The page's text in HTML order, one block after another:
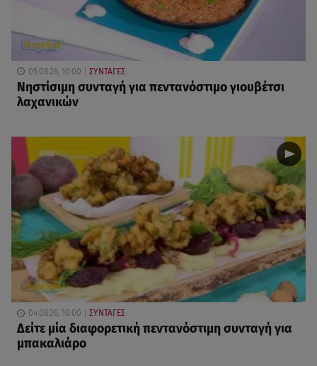
05.08.26, 10:00 ΣΥΝΤΑΓΕΣ
Νηστίσιμη συνταγή για πεντανόστιμο γιουβέτσι
λαχανικών
04.08.26, 10:00 ΣΥΝΤΑΓΕΣ
Δείτε μία διαφορετική πεντανόστιμη συνταγή για
μπακαλιάρο